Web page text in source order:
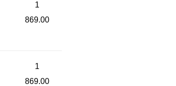
1
869.00
1
869.00